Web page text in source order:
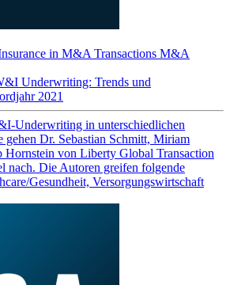
in M&A Transactions M&A
Underwriting: Trends und
2021
Underwriting in unterschiedlichen
gehen Dr. Sebastian Schmitt, Miriam
Hornstein von Liberty Global Transaction
nach. Die Autoren greifen folgende
Gesundheit, Versorgungswirtschaft